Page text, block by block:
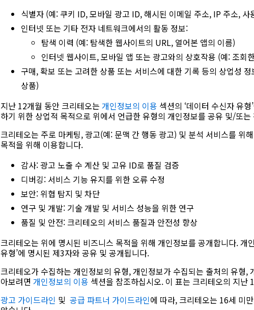
식별자 (예: 쿠키 ID, 모바일 광고 ID, 해시된 이메일 주소, IP 주소, 사
인터넷 또는 기타 전자 네트워크에서의 활동 정보:
탐색 이력 (예: 탐색한 웹사이트의 URL, 열어본 앱의 이름)
인터넷 웹사이트, 모바일 앱 또는 광고와의 상호작용 (예: 조회
구매, 확보 또는 고려한 상품 또는 서비스에 대한 기록 등의 상업성
상품)
지난 12개월 동안 크리테오는 개인정보의 이용 섹션의 ‘데이터 수신자 유
하기 위한 상업적 목적으로 위에서 언급한 유형의 개인정보를 공유 및/또
크리테오는 주로 마케팅, 광고(예: 문맥 간 행동 광고) 및 분석 서비스를 위
목적을 위해 이용합니다.
감사: 광고 노출 수 계산 및 고유 ID로 품질 검증
디버깅: 서비스 기능 유지를 위한 오류 수정
보안: 위협 탐지 및 차단
연구 및 개발: 기술 개발 및 서비스 성능을 위한 연구
품질 및 안전: 크리테오의 서비스 품질과 안전성 향상
크리테오는 위에 명시된 비즈니스 목적을 위해 개인정보를 공개합니다. 개
유형’에 명시된 제3자와 공유 및 공개됩니다.
크리테오가 수집하는 개인정보의 유형, 개인정보가 수집되는 출처의 유형
아보려면 개인정보의 이용 섹션을 참조하십시오. 이 표는 크리테오의 지난
광고 가이드라인 및 공급 파트너 가이드라인에 따라, 크리테오는 16세 미